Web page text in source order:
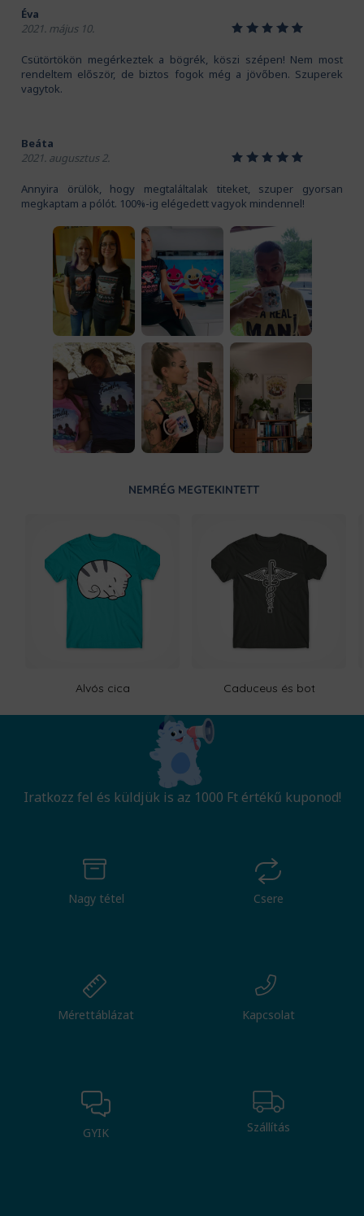
Éva
2021. május 10.
12345
Csütörtökön megérkeztek a bögrék, köszi szépen! Nem most
rendeltem először, de biztos fogok még a jövőben. Szuperek
vagytok.
Beáta
2021. augusztus 2.
12345
Annyira örülök, hogy megtaláltalak titeket, szuper gyorsan
megkaptam a pólót. 100%-ig elégedett vagyok mindennel!
NEMRÉG MEGTEKINTETT
Alvós cica Caduceus és bot
Iratkozz fel és küldjük is az 1000 Ft értékű kuponod!
Nagy tétel Csere
Mérettáblázat Kapcsolat
GYIK Szállítás